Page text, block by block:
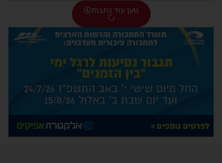
טען עוד כתבות